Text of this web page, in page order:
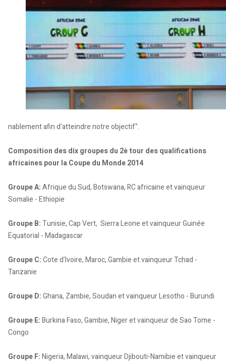
nablement afin d'atteindre notre objectif".
Composition des dix groupes du 2è tour des qualifications
africaines pour la Coupe du Monde 2014
Groupe A:Afrique du Sud, Botswana, RC africaine et vainqueur
Somalie - Ethiopie
Groupe B:Tunisie, Cap Vert, Sierra Leone et vainqueur Guinée
Equatorial - Madagascar
Groupe C:Cote d'Ivoire, Maroc, Gambie et vainqueur Tchad -
Tanzanie
Groupe D:Ghana, Zambie, Soudan et vainqueur Lesotho - Burundi
Groupe E:Burkina Faso, Gambie, Niger et vainqueur de Sao Tome -
Congo
Groupe F:Nigeria, Malawi, vainqueur Djibouti-Namibie et vainqueur